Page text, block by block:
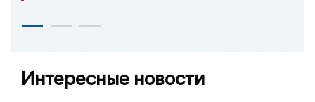
Интересные новости